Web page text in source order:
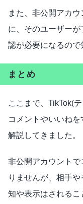
また、非公開アカ
に、そのユーザー
認が必要になるので
まとめ
ここまで、TikTok(
コメントやいいね
解説してきました。
非公開アカウント
りませんが、相手
知や表示はされるこ